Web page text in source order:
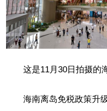
这是11月30日拍摄的
海南离岛免税政策升